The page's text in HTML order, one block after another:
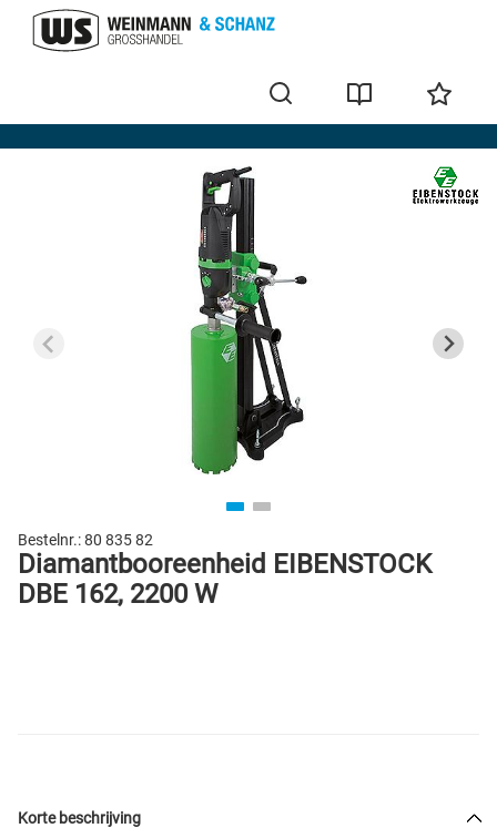
Diamantboren
Bestelnr.:80 835 82
Diamantbooreenheid EIBENSTOCK
DBE 162, 2200 W
Korte beschrijving